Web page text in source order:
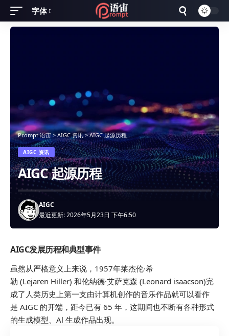
Font
Resizer
字体
Prompt 语宙> AIGC 资讯>AIGC 起源历程
AIGC 资讯
AIGC 起源历程
最近更新: 2026年5月23日 下午6:50
AIGC
AIGC发展历程和典型事件
虽然从严格意义上来说，1957年莱杰伦·希
勒 (Lejaren Hiller) 和伦纳德·艾萨克森 (Leonard isaacson)完
成了人类历史上第一支由计算机创作的音乐作品就可以看作
是 AIGC 的开端，距今已有 65 年，这期间也不断有各种形式
的生成模型、Al 生成作品出现。